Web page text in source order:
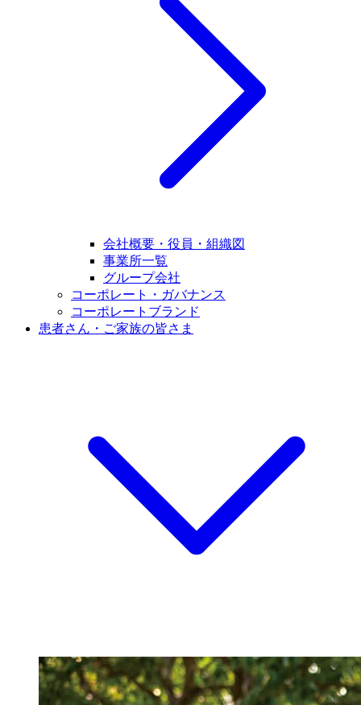
会社概要・役員・組織図
事業所一覧
グループ会社
コーポレート・ガバナンス
コーポレートブランド
患者さん・ご家族の皆さま